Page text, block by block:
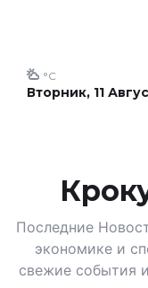
Вторник, 11
°C
Последние
экономике и
свежие события